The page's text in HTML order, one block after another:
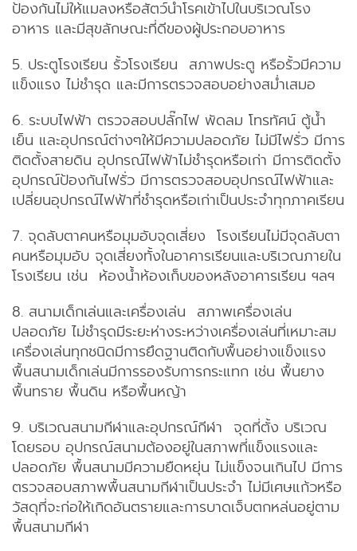
ป้องกันไม่ให้แมลงหรือสัตว์นำโรคเข้าไปในบริเวณโรง
อาหาร และมีสุขลักษณะที่ดีของผู้ประกอบอาหาร
5. ประตูโรงเรียน รั้วโรงเรียน สภาพประตู หรือรั้วมีความ
แข็งแรง ไม่ชำรุด และมีการตรวจสอบอย่างสม่ำเสมอ
6. ระบบไฟฟ้า ตรวจสอบปลั๊กไฟ พัดลม โทรทัศน์ ตู้น้ำ
เย็น และอุปกรณ์ต่างๆให้มีความปลอดภัย ไม่มีไฟรั่ว มีการ
ติดตั้งสายดิน อุปกรณ์ไฟฟ้าไม่ชำรุดหรือเก่า มีการติดตั้ง
อุปกรณ์ป้องกันไฟรั่ว มีการตรวจสอบอุปกรณ์ไฟฟ้าและ
เปลี่ยนอุปกรณ์ไฟฟ้าที่ชำรุดหรือเก่าเป็นประจำทุกภาคเรียน
7. จุดลับตาคนหรือมุมอับจุดเสี่ยง โรงเรียนไม่มีจุดลับตา
คนหรือมุมอับ จุดเสี่ยงทั้งในอาคารเรียนและบริเวณภายใน
โรงเรียน เช่น ห้องน้ำห้องเก็บของหลังอาคารเรียน ฯลฯ
8. สนามเด็กเล่นและเครื่องเล่น สภาพเครื่องเล่น
ปลอดภัย ไม่ชำรุดมีระยะห่างระหว่างเครื่องเล่นที่เหมาะสม
เครื่องเล่นทุกชนิดมีการยึดฐานติดกับพื้นอย่างแข็งแรง
พื้นสนามเด็กเล่นมีการรองรับการกระแทก เช่น พื้นยาง
พื้นทราย พื้นดิน หรือพื้นหญ้า
9. บริเวณสนามกีฬาและอุปกรณ์กีฬา จุดที่ตั้ง บริเวณ
โดยรอบ อุปกรณ์สนามต้องอยู่ในสภาพที่แข็งแรงและ
ปลอดภัย พื้นสนามมีความยืดหยุ่น ไม่แข็งจนเกินไป มีการ
ตรวจสอบสภาพพื้นสนามกีฬาเป็นประจำ ไม่มีเศษแก้วหรือ
วัสดุที่จะก่อให้เกิดอันตรายและการบาดเจ็บตกหล่นอยู่ตาม
พื้นสนามกีฬา